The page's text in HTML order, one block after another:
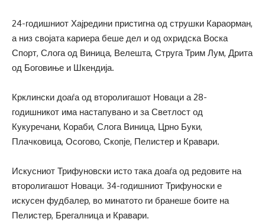
24-годишниот Хајредини пристигна од струшки Караорман,
а низ својата кариера беше дел и од охридска Воска
Спорт, Слога од Виница, Велешта, Струга Трим Лум, Дрита
од Боговиње и Шкендија.
Крклински доаѓа од второлигашот Новаци а 28-
годишникот има настапувано и за Светлост од
Кукуречани, Кораби, Слога Виница, Црно Буки,
Плачковица, Осогово, Скопје, Пелистер и Кравари.
Искусниот Трифуновски исто така доаѓа од редовите на
второлигашот Новаци. 34-годишниот Трифуноски е
искусен фудбалер, во минатото ги бранеше боите на
Пелистер, Брегалница и Кравари.